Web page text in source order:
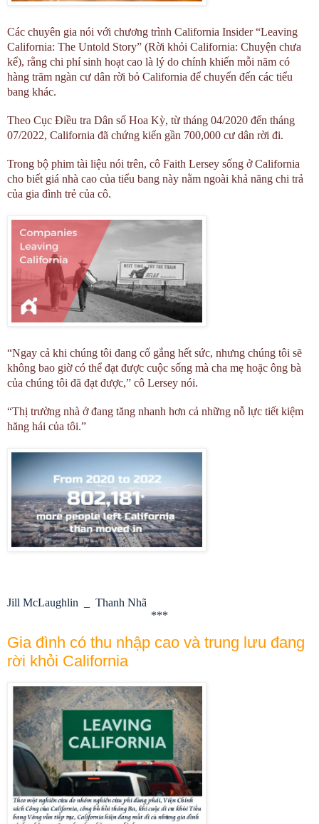
Các chuyên gia nói với chương trình California Insider “Leaving
California: The Untold Story” (Rời khỏi California: Chuyện chưa
kể), rằng chi phí sinh hoạt cao là lý do chính khiến mỗi năm có
hàng trăm ngàn cư dân rời bỏ California để chuyển đến các tiểu
bang khác.
Theo Cục Điều tra Dân số Hoa Kỳ, từ tháng 04/2020 đến tháng
07/2022, California đã chứng kiến gần 700,000 cư dân rời đi.
Trong bộ phim tài liệu nói trên, cô Faith Lersey sống ở California
cho biết giá nhà cao của tiểu bang này nằm ngoài khả năng chi trả
của gia đình trẻ của cô.
“Ngay cả khi chúng tôi đang cố gắng hết sức, nhưng chúng tôi sẽ
không bao giờ có thể đạt được cuộc sống mà cha mẹ hoặc ông bà
của chúng tôi đã đạt được,” cô Lersey nói.
“Thị trường nhà ở đang tăng nhanh hơn cả những nỗ lực tiết kiệm
hăng hái của tôi.”
Jill McLaughlin _ Thanh Nhã
***
Gia đình có thu nhập cao và trung lưu đang
rời khỏi California